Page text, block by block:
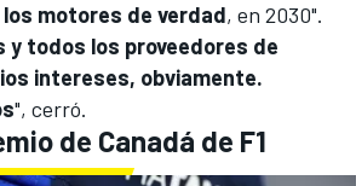
motores de verdad, en 2030".
todos los proveedores de
intereses, obviamente.
", cerró.
de Canadá de F1